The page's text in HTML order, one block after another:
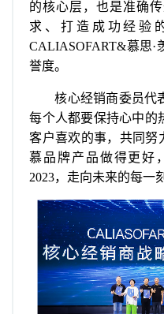
的核心层，也是准确
求、打造成功经验
CALIASOFART&慕思·
誉度。
核心经销商委员代
每个人都要保持心中的
客户喜欢的事，共同努
慕品牌产品做得更好
2023，走向未来的每一